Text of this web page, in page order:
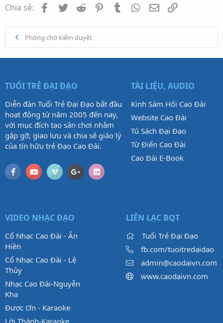
Chia sẻ: Facebook
TwitterReddit PinterestTumblrWhatsApp
Email
Phòng chờ kiểm duyệt
TUỔI TRẺ ĐẠI ĐẠO
Diễn đàn Tuổi Trẻ Đại Đạo bắt đầu
hoạt động từ năm 2005 đến nay,
với mục đích tạo sân chơi nhằm
gặp gỡ, giao lưu và chia sẻ giáo lý
của tín hữu trẻ Đạo Cao Đài.
TÀI LIỆU, AUDIO
Kinh Sám Hối Cao Đài
Website Cao Đài
Tủ Sách Đại Đạo
Từ Điển Cao Đài
Cao Đài E-Book
VIDEO NHẠC ĐẠO
Cổ Nhạc Cao Đài - Ân
Hiền
Cổ Nhạc Cao Đài - Lệ
Thủy
Nhạc Cao Đài-Nguyễn
Kha
Được Ơn - Karaoke
Lời Thánh-Karaoke
LIÊN LẠC BQT
Tuổi Trẻ Đại Đạo
fb.com/tuoitredaidao
admin@caodaivn.com
www.caodaivn.com